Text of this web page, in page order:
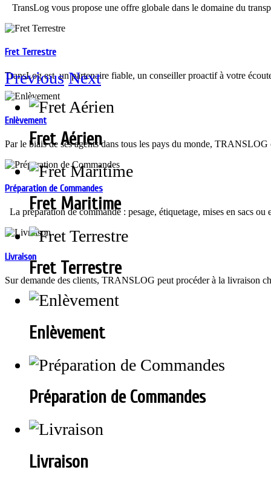
TransLog vous propose une offre globale dans le domaine du
Fret Terrestre
TransLog est un partenaire fiable, un conseiller proactif à votre
Enlèvement
Par le biais de ses agents dans tous les pays du monde, TRANSLOG
Préparation de Commandes
La préparation de commande : pesage, étiquetage, mises en sacs ou
Livraison
Sur demande des clients, TRANSLOG peut procéder à la livraison
Previous Next
Fret Aérien
Fret Maritime
Fret Terrestre
Enlèvement
Préparation de Commandes
Livraison